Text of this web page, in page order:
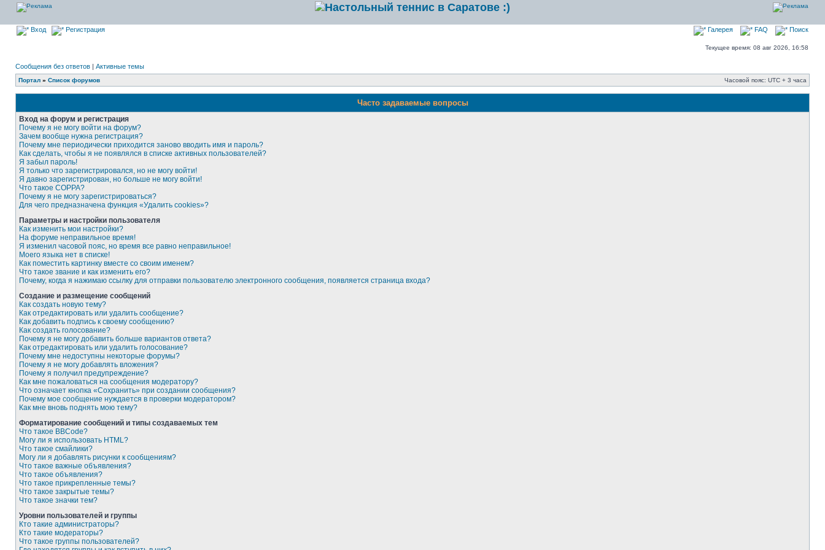
Вход Регистрация Галерея FAQ Поиск
Текущее время: 08 авг 2026, 16:58
Сообщения без ответов | Активные темы
Портал » Список форумов Часовой пояс: UTC + 3 часа
Часто задаваемые вопросы
Вход на форум и регистрация
Почему я не могу войти на форум?
Зачем вообще нужна регистрация?
Почему мне периодически приходится заново вводить имя и пароль?
Как сделать, чтобы я не появлялся в списке активных пользователей?
Я забыл пароль!
Я только что зарегистрировался, но не могу войти!
Я давно зарегистрирован, но больше не могу войти!
Что такое COPPA?
Почему я не могу зарегистрироваться?
Для чего предназначена функция «Удалить cookies»?
Параметры и настройки пользователя
Как изменить мои настройки?
На форуме неправильное время!
Я изменил часовой пояс, но время все равно неправильное!
Моего языка нет в списке!
Как поместить картинку вместе со своим именем?
Что такое звание и как изменить его?
Почему, когда я нажимаю ссылку для отправки пользователю электронного сообщения, появляется страница входа?
Создание и размещение сообщений
Как создать новую тему?
Как отредактировать или удалить сообщение?
Как добавить подпись к своему сообщению?
Как создать голосование?
Почему я не могу добавить больше вариантов ответа?
Как отредактировать или удалить голосование?
Почему мне недоступны некоторые форумы?
Почему я не могу добавлять вложения?
Почему я получил предупреждение?
Как мне пожаловаться на сообщения модератору?
Что означает кнопка «Сохранить» при создании сообщения?
Почему мое сообщение нуждается в проверки модератором?
Как мне вновь поднять мою тему?
Форматирование сообщений и типы создаваемых тем
Что такое BBCode?
Могу ли я использовать HTML?
Что такое смайлики?
Могу ли я добавлять рисунки к сообщениям?
Что такое важные объявления?
Что такое объявления?
Что такое прикрепленные темы?
Что такое закрытые темы?
Что такое значки тем?
Уровни пользователей и группы
Кто такие администраторы?
Кто такие модераторы?
Что такое группы пользователей?